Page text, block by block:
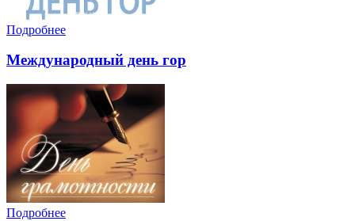
Подробнее
Международный день гор
Подробнее